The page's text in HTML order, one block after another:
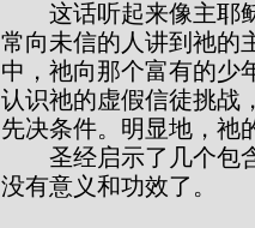
常向未信的人讲到祂的
中，祂向那个富有的少
认识祂的虚假信徒挑战
先决条件。明显地，祂
没有意义和功效了。